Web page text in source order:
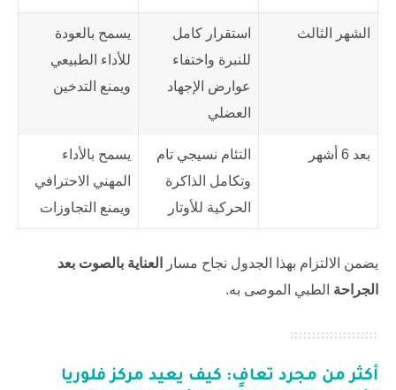
الشهر الثالث
استقرار كامل
للنبرة واختفاء
عوارض الإجهاد
العضلي
يسمح بالعودة
للأداء الطبيعي
ويمنع التدخين
بعد 6 أشهر
التئام نسيجي تام
وتكامل الذاكرة
الحركية للأوتار
يسمح بالأداء
المهني الاحترافي
ويمنع التجاوزات
يضمن الالتزام بهذا الجدول نجاح مسار
العناية بالصوت بعد
الجراحة الطبي الموصى به.
أكثر من مجرد تعافٍ: كيف يعيد مركز فلوريا